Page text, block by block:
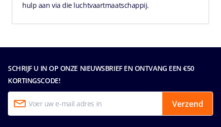
hulp aan via die luchtvaartmaatschappij.
SCHRIJF U IN OP ONZE NIEUWSBRIEF EN ONTVANG EEN €50
KORTINGSCODE!
Verzend